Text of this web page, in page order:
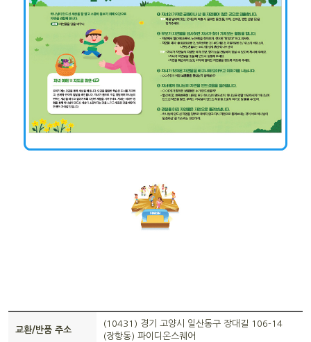
교환/반품 주소
(10431) 경기 고양시 일산동구 장대길 106-14
(장항동) 파이디온스퀘어